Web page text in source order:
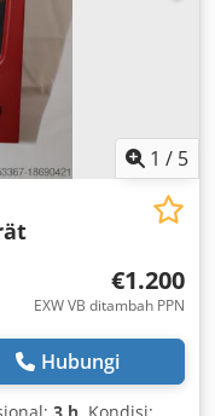
Compatible with
platform, faster
costs. Other
tools available
1 / 5
€1.200
EXW VB ditambah PPN
Hubungi